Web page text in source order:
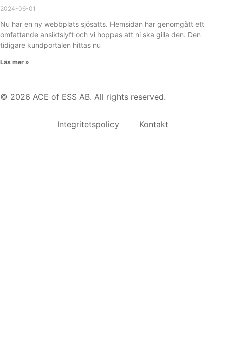
2024-06-01
Nu har en ny webbplats sjösatts. Hemsidan har genomgått ett
omfattande ansiktslyft och vi hoppas att ni ska gilla den. Den
tidigare kundportalen hittas nu
Läs mer »
© 2026 ACE of ESS AB. All rights reserved.
Integritetspolicy Kontakt